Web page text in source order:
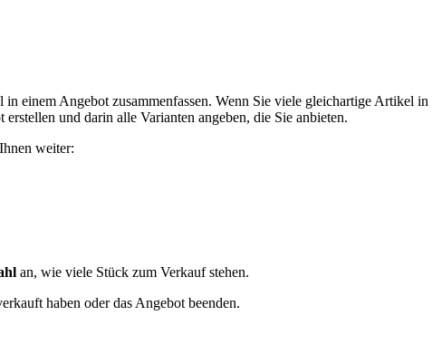
einem Angebot zusammenfassen. Wenn Sie viele gleichartige Artikel in
und darin alle Varianten angeben, die Sie anbieten.
weiter:
an, wie viele Stück zum Verkauf stehen.
haben oder das Angebot beenden.